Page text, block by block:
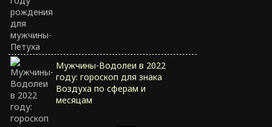
Мужчины-Водолеи в 2022
году: гороскоп для знака
Воздуха по сферам и
месяцам